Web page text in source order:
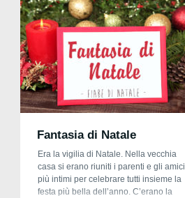
Fantasia di Natale
Era la vigilia di Natale. Nella vecchia
casa si erano riuniti i parenti e gli amici
più intimi per celebrare tutti insieme la
festa più bella dell’anno. C’erano la